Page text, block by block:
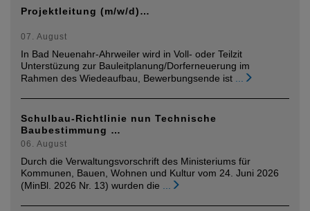
Projektleitung (m/w/d)…
07. August
In Bad Neuenahr-Ahrweiler wird in Voll- oder Teilzit
Unterstüzung zur Bauleitplanung/Dorferneuerung im
Rahmen des Wiedeaufbau, Bewerbungsende ist
Schulbau-Richtlinie nun Technische
Baubestimmung …
06. August
Durch die Verwaltungsvorschrift des Ministeriums für
Kommunen, Bauen, Wohnen und Kultur vom 24. Juni 2026
(MinBl. 2026 Nr. 13) wurden die